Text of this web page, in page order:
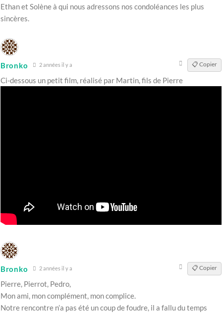
Ethan et Solène à qui nous adressons nos condoléances les plus
sincères.
Bronko 2 années il y a 📋 Copier
Ci-dessous un petit film, réalisé par Martin, fils de Pierre
Bronko 2 années il y a 📋 Copier
Pierre, Pierrot, Pedro,
Mon ami, mon complément, mon complice.
Notre rencontre n’a pas été un coup de foudre, il a fallu du temps